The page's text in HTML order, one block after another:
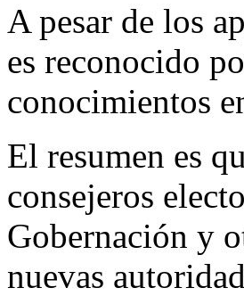
A pesar de los
es reconocido
conocimientos
El resumen es
consejeros
Gobernación y
nuevas